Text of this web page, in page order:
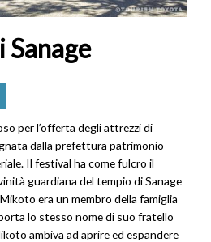
Sanage
per l’offerta degli attrezzi di
dalla prefettura patrimonio
Il festival ha come fulcro il
guardiana del tempio di Sanage
era un membro della famiglia
lo stesso nome di suo fratello
ambiva ad aprire ed espandere